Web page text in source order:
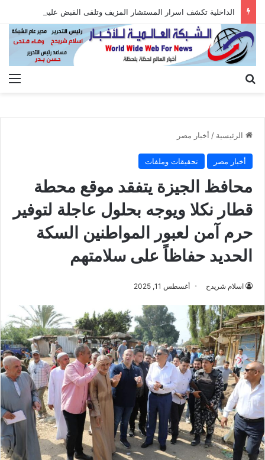
الرئيسية / أخبار مصر
أخبار مصر تحقيقات وملفات
محافظ الجيزة يتفقد موقع محطة
قطار نكلا ويوجه بحلول عاجلة لتوفير
حرم آمن لعبور المواطنين السكة
الحديد حفاظاً على سلامتهم
اسلام شريدح أغسطس 11, 2025